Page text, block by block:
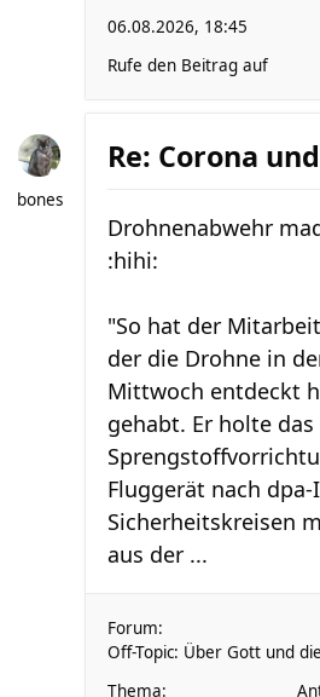
06.08.2026, 18:45
Rufe den Beitrag auf
bones
Re: Corona
Drohnenabwehr
:hihi:
"So hat der
der die Drohne in
Mittwoch entdeckt
gehabt. Er holte
Fluggerät nach
Sicherheitskreisen
aus der ...
Forum:
Off-Topic: Über Gott und
Thema: